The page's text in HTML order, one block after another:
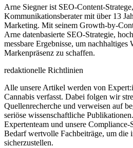
Arne Siegner ist SEO-Content-
Kommunikationsberater mit über 13
Marketing. Mit seinem Growth-by-
Arne datenbasierte SEO-Strategie,
messbare Ergebnisse, um nachhaltiges
Markenpräsenz zu schaffen.
redaktionelle Richtlinien
Alle unsere Artikel werden von
Cannabis verfasst. Dabei folgen wir
Quellenrecherche und verweisen auf
seriöse wissenschaftliche
Expertenteam und unsere
Bedarf wertvolle Fachbeiträge, um die
sicherzustellen.